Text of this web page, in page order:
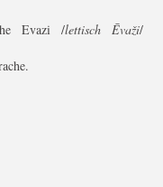
Evazi /lettisch Ēvaži/